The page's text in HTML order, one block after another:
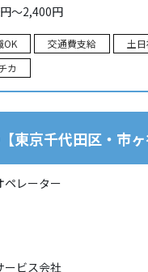
～2,400円
OK 交通費支給
土
カ
京千代田区・市ヶ
ペレーター
ービス会社